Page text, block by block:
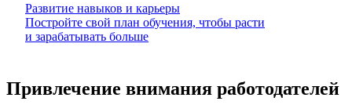
Развитие навыков и карьеры
Постройте свой план обучения, чтобы расти
и зарабатывать больше
Привлечение внимания работодателей